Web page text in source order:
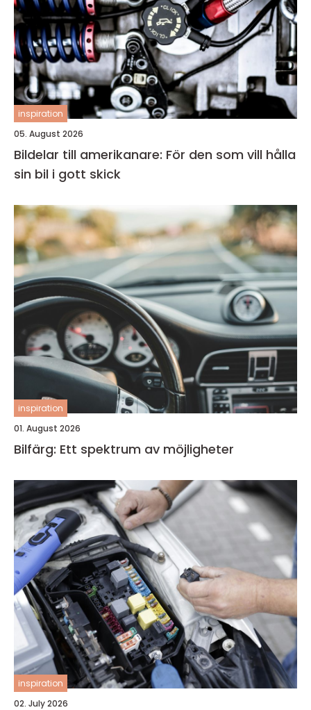
inspiration
05. August 2026
Bildelar till amerikanare: För den som vill hålla
sin bil i gott skick
inspiration
01. August 2026
Bilfärg: Ett spektrum av möjligheter
inspiration
02. July 2026